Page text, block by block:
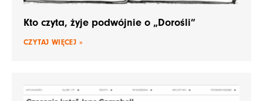
Kto czyta, żyje podwójnie o „Dorośli”
CZYTAJ WIĘCEJ »